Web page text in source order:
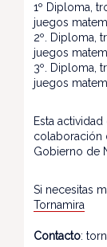
1º Diploma,
juegos
2º. Diploma,
juegos
3º. Diploma,
juegos
Esta
colaboración
Gobierno de
Si necesitas
Tornamira
Contacto: